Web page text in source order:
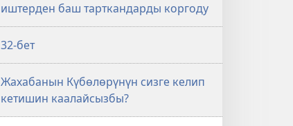
иштерден баш тарткандарды коргоду
32-бет
Жахабанын Күбөлөрүнүн сизге келип
кетишин каалайсызбы?